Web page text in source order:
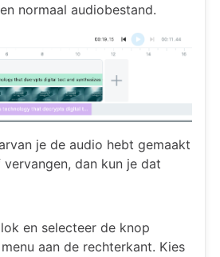
normaal audiobestand.
je de audio hebt gemaakt
dan kun je dat
en selecteer de knop
aan de rechterkant. Kies